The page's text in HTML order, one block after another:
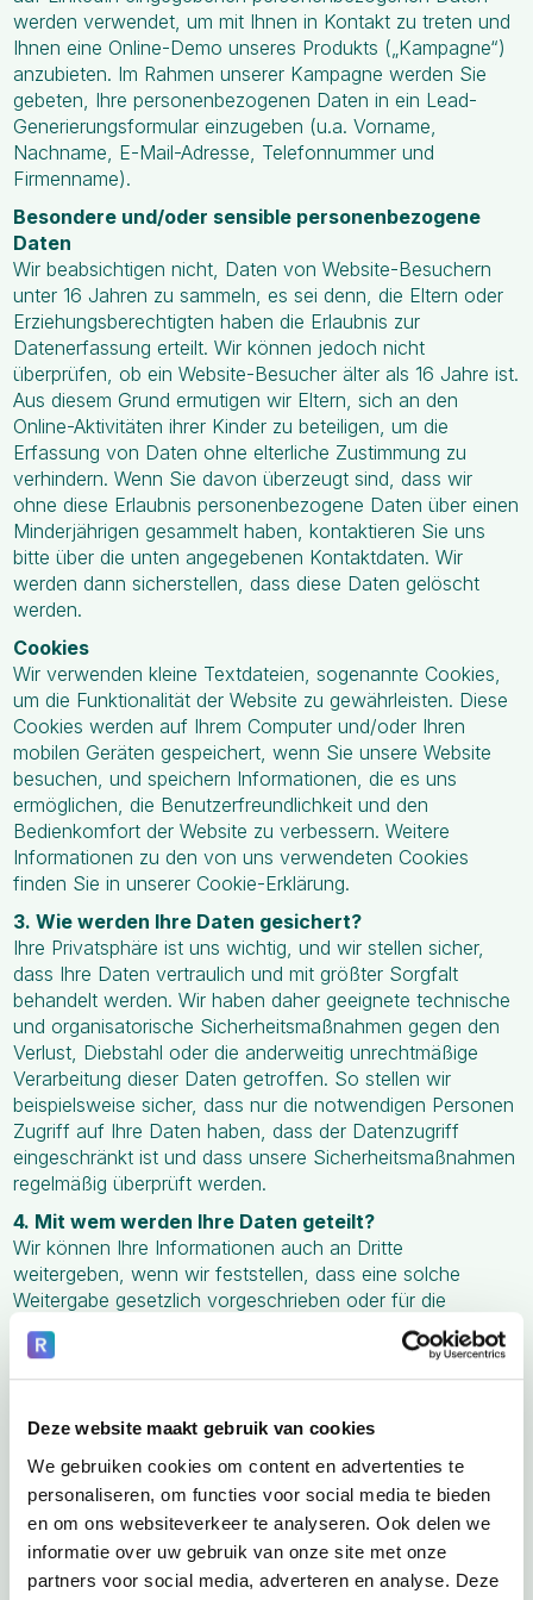
Deze website maakt gebruik van cookies
We gebruiken cookies om content en advertenties te
personaliseren, om functies voor social media te bieden
en om ons websiteverkeer te analyseren. Ook delen we
informatie over uw gebruik van onze site met onze
partners voor social media, adverteren en analyse. Deze
werden verwendet, um mit Ihnen in Kontakt zu treten und
Ihnen eine Online-Demo unseres Produkts („Kampagne“)
anzubieten. Im Rahmen unserer Kampagne werden Sie
gebeten, Ihre personenbezogenen Daten in ein Lead-
Generierungsformular einzugeben (u.a. Vorname,
Nachname, E-Mail-Adresse, Telefonnummer und
Firmenname).
Besondere und/oder sensible personenbezogene
Daten
Wir beabsichtigen nicht, Daten von Website-Besuchern
unter 16 Jahren zu sammeln, es sei denn, die Eltern oder
Erziehungsberechtigten haben die Erlaubnis zur
Datenerfassung erteilt. Wir können jedoch nicht
überprüfen, ob ein Website-Besucher älter als 16 Jahre ist.
Aus diesem Grund ermutigen wir Eltern, sich an den
Online-Aktivitäten ihrer Kinder zu beteiligen, um die
Erfassung von Daten ohne elterliche Zustimmung zu
verhindern. Wenn Sie davon überzeugt sind, dass wir
ohne diese Erlaubnis personenbezogene Daten über einen
Minderjährigen gesammelt haben, kontaktieren Sie uns
bitte über die unten angegebenen Kontaktdaten. Wir
werden dann sicherstellen, dass diese Daten gelöscht
werden.
Cookies
Wir verwenden kleine Textdateien, sogenannte Cookies,
um die Funktionalität der Website zu gewährleisten. Diese
Cookies werden auf Ihrem Computer und/oder Ihren
mobilen Geräten gespeichert, wenn Sie unsere Website
besuchen, und speichern Informationen, die es uns
ermöglichen, die Benutzerfreundlichkeit und den
Bedienkomfort der Website zu verbessern. Weitere
Informationen zu den von uns verwendeten Cookies
finden Sie in unserer Cookie-Erklärung.
3. Wie werden Ihre Daten gesichert?
Ihre Privatsphäre ist uns wichtig, und wir stellen sicher,
dass Ihre Daten vertraulich und mit größter Sorgfalt
behandelt werden. Wir haben daher geeignete technische
und organisatorische Sicherheitsmaßnahmen gegen den
Verlust, Diebstahl oder die anderweitig unrechtmäßige
Verarbeitung dieser Daten getroffen. So stellen wir
beispielsweise sicher, dass nur die notwendigen Personen
Zugriff auf Ihre Daten haben, dass der Datenzugriff
eingeschränkt ist und dass unsere Sicherheitsmaßnahmen
regelmäßig überprüft werden.
4. Mit wem werden Ihre Daten geteilt?
Wir können Ihre Informationen auch an Dritte
weitergeben, wenn wir feststellen, dass eine solche
Weitergabe gesetzlich vorgeschrieben oder für die
Durchführung des Vertrages vernünftigerweise
erforderlich ist. Relevante Beispiele für eine solche
Weitergabe sind die Übermittlung Ihrer
Ausführung eines Vertrages verantwortlich ist, oder die
Verwendung dieser Daten zur präzisen Beantwortung von
Fragen oder Beschwerden. Ihre personenbezogenen
Daten werden nur an Einzelpersonen, Behörden oder
Organisationen außerhalb der Europäischen Union
weitergegeben, wenn das betreffende Land ein
angemessenes Datenschutzniveau aufweist.